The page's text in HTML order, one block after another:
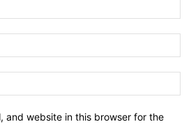
and website in this browser for the